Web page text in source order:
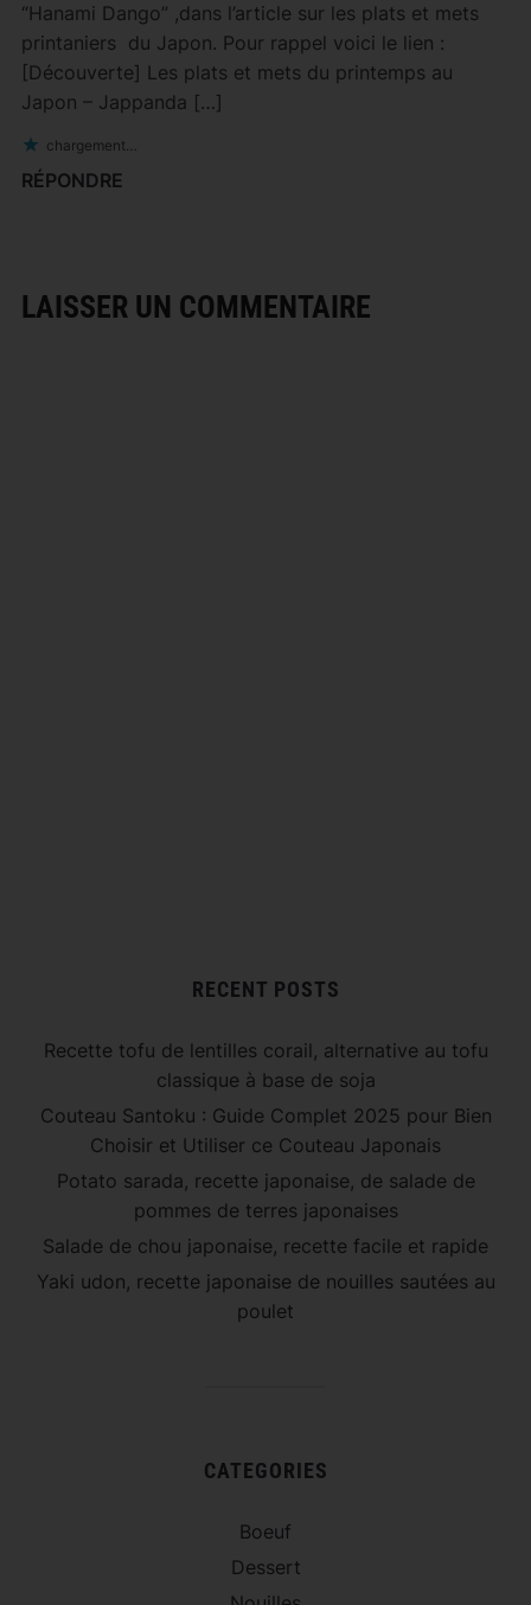
“Hanami Dango” ,dans l’article sur les plats et mets
printaniers du Japon. Pour rappel voici le lien :
[Découverte] Les plats et mets du printemps au
Japon – Jappanda […]
chargement…
RÉPONDRE
LAISSER UN COMMENTAIRE
RECENT POSTS
Recette tofu de lentilles corail, alternative au tofu
classique à base de soja
Couteau Santoku : Guide Complet 2025 pour Bien
Choisir et Utiliser ce Couteau Japonais
Potato sarada, recette japonaise, de salade de
pommes de terres japonaises
Salade de chou japonaise, recette facile et rapide
Yaki udon, recette japonaise de nouilles sautées au
poulet
CATEGORIES
Boeuf
Dessert